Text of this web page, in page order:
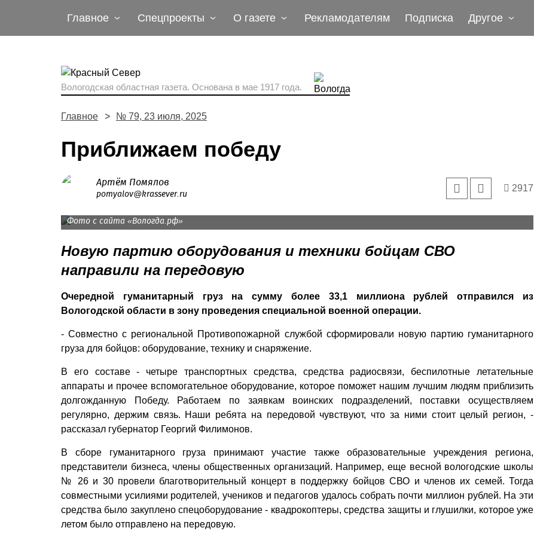
Главное Спецпроекты О газете Рекламодателям Подписка Другое
Вологодская областная газета. Основана в мае 1917 года.
Главное № 79, 23 июля, 2025
Приближаем победу
Артём Помялов
pomyalov@krassever.ru
2917
Фото с сайта «Вологда.рф»
Новую партию оборудования и техники бойцам СВО
направили на передовую
Очередной гуманитарный груз на сумму более 33,1 миллиона рублей отправился из
Вологодской области в зону проведения специальной военной операции.
- Совместно с региональной Противопожарной службой сформировали новую партию гуманитарного
груза для бойцов: оборудование, технику и снаряжение.
В его составе - четыре транспортных средства, средства радиосвязи, беспилотные летательные
аппараты и прочее вспомогательное оборудование, которое поможет нашим лучшим людям приблизить
долгожданную Победу. Работаем по заявкам воинских подразделений, поставки осуществляем
регулярно, держим связь. Наши ребята на передовой чувствуют, что за ними стоит целый регион, -
рассказал губернатор Георгий Филимонов.
В сборе гуманитарного груза принимают участие также образовательные учреждения региона,
представители бизнеса, члены общественных организаций. Например, еще весной вологодские школы
№ 26 и 30 провели благотворительный концерт в поддержку бойцов СВО и членов их семей. Тогда
совместными усилиями родителей, учеников и педагогов удалось собрать почти миллион рублей. На эти
средства было закуплено спецоборудование - квад­рокоптеры, средства защиты и глушилки, которое уже
летом было отправлено на передовую.